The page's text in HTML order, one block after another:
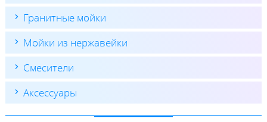
Гранитные мойки
Мойки из нержавейки
Смесители
Аксессуары